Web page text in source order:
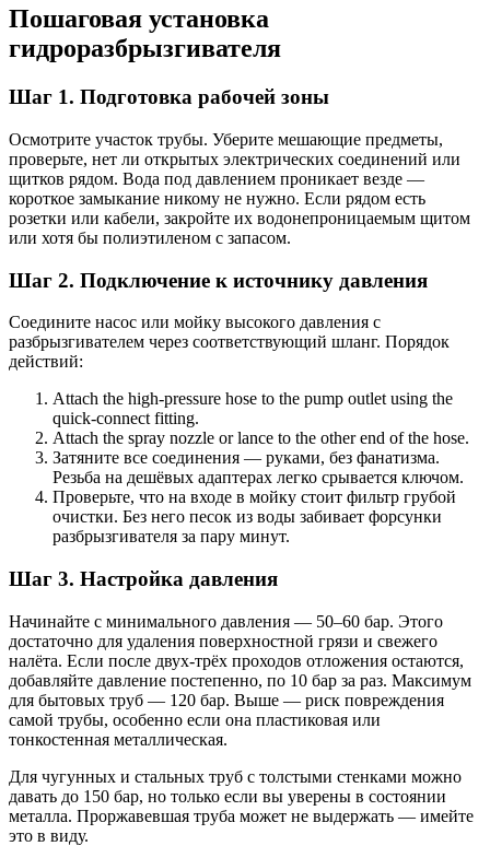
Пошаговая установка
гидроразбрызгивателя
Шаг 1. Подготовка рабочей зоны
Осмотрите участок трубы. Уберите мешающие предметы,
проверьте, нет ли открытых электрических соединений или
щитков рядом. Вода под давлением проникает везде —
короткое замыкание никому не нужно. Если рядом есть
розетки или кабели, закройте их водонепроницаемым щитом
или хотя бы полиэтиленом с запасом.
Шаг 2. Подключение к источнику давления
Соедините насос или мойку высокого давления с
разбрызгивателем через соответствующий шланг. Порядок
действий:
Attach the high-pressure hose to the pump outlet using the
quick-connect fitting.
Attach the spray nozzle or lance to the other end of the hose.
Затяните все соединения — руками, без фанатизма.
Резьба на дешёвых адаптерах легко срывается ключом.
Проверьте, что на входе в мойку стоит фильтр грубой
очистки. Без него песок из воды забивает форсунки
разбрызгивателя за пару минут.
Шаг 3. Настройка давления
Начинайте с минимального давления — 50–60 бар. Этого
достаточно для удаления поверхностной грязи и свежего
налёта. Если после двух-трёх проходов отложения остаются,
добавляйте давление постепенно, по 10 бар за раз. Максимум
для бытовых труб — 120 бар. Выше — риск повреждения
самой трубы, особенно если она пластиковая или
тонкостенная металлическая.
Для чугунных и стальных труб с толстыми стенками можно
давать до 150 бар, но только если вы уверены в состоянии
металла. Проржавевшая труба может не выдержать — имейте
это в виду.